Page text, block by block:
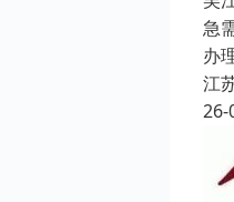
急
办
江
26-